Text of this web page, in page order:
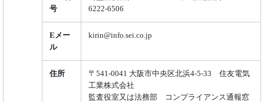
号
6222-6506
Eメー
ル
kirin@info.sei.co.jp
住所
〒541-0041 大阪市中央区北浜4-5-33 住友電気
工業株式会社
監査役室又は法務部 コンプライアンス通報窓